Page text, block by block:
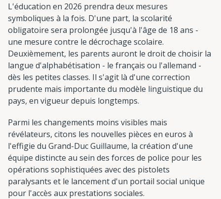
L'éducation en 2026 prendra deux mesures
symboliques à la fois. D'une part, la scolarité
obligatoire sera prolongée jusqu'à l'âge de 18 ans -
une mesure contre le décrochage scolaire.
Deuxièmement, les parents auront le droit de choisir la
langue d'alphabétisation - le français ou l'allemand -
dès les petites classes. Il s'agit là d'une correction
prudente mais importante du modèle linguistique du
pays, en vigueur depuis longtemps.
Parmi les changements moins visibles mais
révélateurs, citons les nouvelles pièces en euros à
l'effigie du Grand-Duc Guillaume, la création d'une
équipe distincte au sein des forces de police pour les
opérations sophistiquées avec des pistolets
paralysants et le lancement d'un portail social unique
pour l'accès aux prestations sociales.